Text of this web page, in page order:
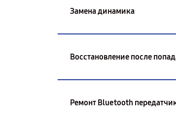
Замена динамика
Восстановление после
Ремонт Bluetooth